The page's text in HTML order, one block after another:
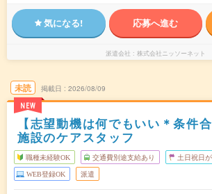
気になる! 応募へ進む
派遣会社 株式会社ニッソーネット
未読
NEW
掲載日 2026/08/09
【志望動機は何でもいい＊条件
施設のケアスタッフ
職種未経験OK 交通費別途支給あり 土日祝日
WEB登録OK 派遣